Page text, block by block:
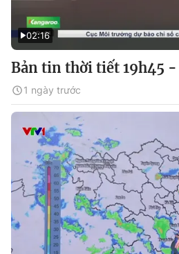
02:16
Bản tin thời tiết 19h45
1 ngày trước